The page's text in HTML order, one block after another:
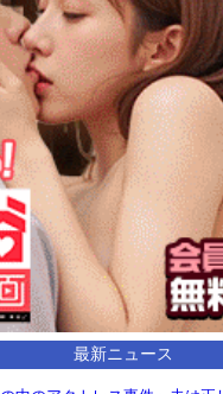
最新ニュース